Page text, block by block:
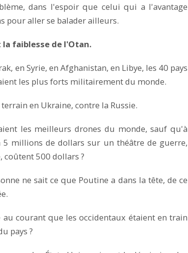
dans l'espoir que celui qui a l'avantage
pour aller se balader ailleurs.
faiblesse de l'Otan.
en Syrie, en Afghanistan, en Libye, les 40 pays
les plus forts militairement du monde.
en Ukraine, contre la Russie.
les meilleurs drones du monde, sauf qu'à
millions de dollars sur un théâtre de guerre,
coûtent 500 dollars ?
ne sait ce que Poutine a dans la tête, de ce
courant que les occidentaux étaient en train
pays ?